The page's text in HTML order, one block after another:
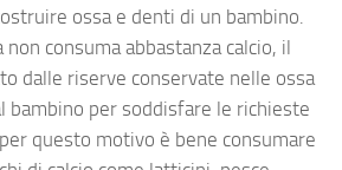
ossa e denti di un bambino.
non consuma abbastanza calcio, il
dalle riserve conservate nelle ossa
bambino per soddisfare le richieste
questo motivo è bene consumare